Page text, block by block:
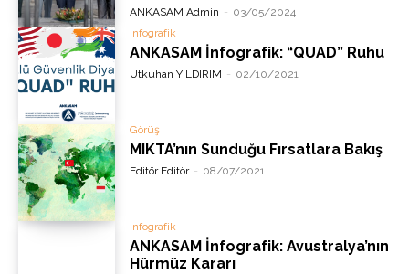
ANKASAM Admin - 03/05/2024
İnfografik
ANKASAM İnfografik: “QUAD” Ruhu
Utkuhan YILDIRIM - 02/10/2021
Görüş
MIKTA’nın Sunduğu Fırsatlara Bakış
Editör Editör - 08/07/2021
İnfografik
ANKASAM İnfografik: Avustralya’nın
Hürmüz Kararı